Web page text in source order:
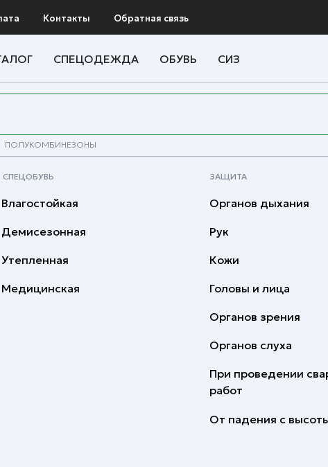
Контакты Обратная связь
СПЕЦОДЕЖДА ОБУВЬ СИЗ
ПОЛУКОМБИНЕЗОНЫ
Влагостойкая Органов дыхания
Медицинская
Рук
Головы и лица
Кожи
Органов зрения
При проведении
работ
Демисезонная
Органов слуха
Утепленная
От падения с
СПЕЦОБУВЬ ЗАЩИТА